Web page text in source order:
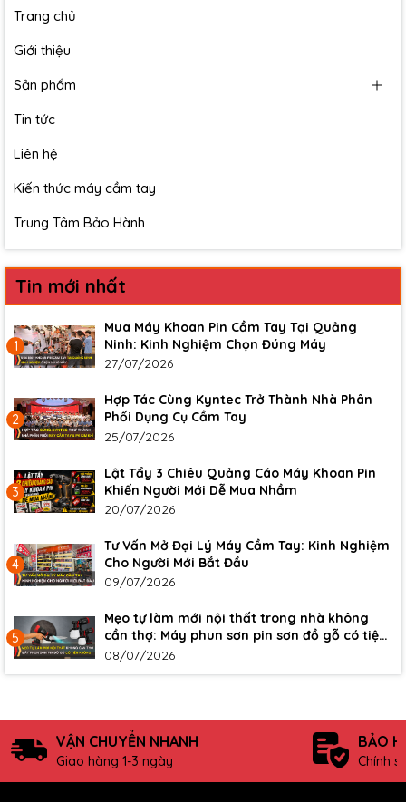
Trang chủ
Giới thiệu
Sản phẩm
Tin tức
Liên hệ
Kiến thức máy cầm tay
Trung Tâm Bảo Hành
Tin mới nhất
1
Mua Máy Khoan Pin Cầm Tay Tại Quảng
Ninh: Kinh Nghiệm Chọn Đúng Máy
27/07/2026
2
Hợp Tác Cùng Kyntec Trở Thành Nhà Phân
Phối Dụng Cụ Cầm Tay
25/07/2026
3
Lật Tẩy 3 Chiêu Quảng Cáo Máy Khoan Pin
Khiến Người Mới Dễ Mua Nhầm
20/07/2026
4
Tư Vấn Mở Đại Lý Máy Cầm Tay: Kinh Nghiệm
Cho Người Mới Bắt Đầu
09/07/2026
5
Mẹo tự làm mới nội thất trong nhà không
cần thợ: Máy phun sơn pin sơn đồ gỗ có tiện
không?
08/07/2026
VẬN CHUYỂN NHANH
Giao hàng 1-3 ngày
BẢO
Chính